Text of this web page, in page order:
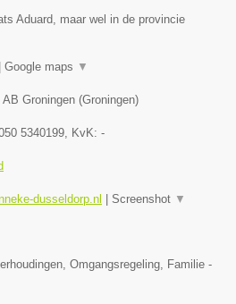
Aduard, maar wel in de provincie
Google maps ▼
AB Groningen (Groningen)
5340199, KvK: -
dusseldorp.nl Screenshot ▼
Omgangsregeling, Familie -